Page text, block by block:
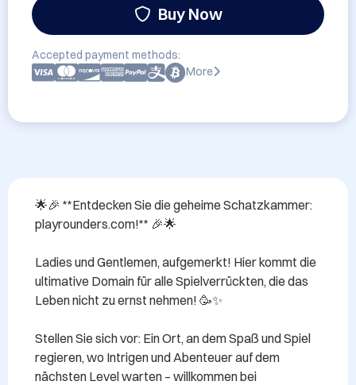
Buy Now
Accepted payment methods:
More
🌟🎉 **Entdecken Sie die geheime Schatzkammer:
playrounders.com!** 🎉🌟
Ladies und Gentlemen, aufgemerkt! Hier kommt die
ultimative Domain für alle Spielverrückten, die das
Leben nicht zu ernst nehmen! 🥳✨
Stellen Sie sich vor: Ein Ort, an dem Spaß und Spiel
regieren, wo Intrigen und Abenteuer auf dem
nächsten Level warten – willkommen bei